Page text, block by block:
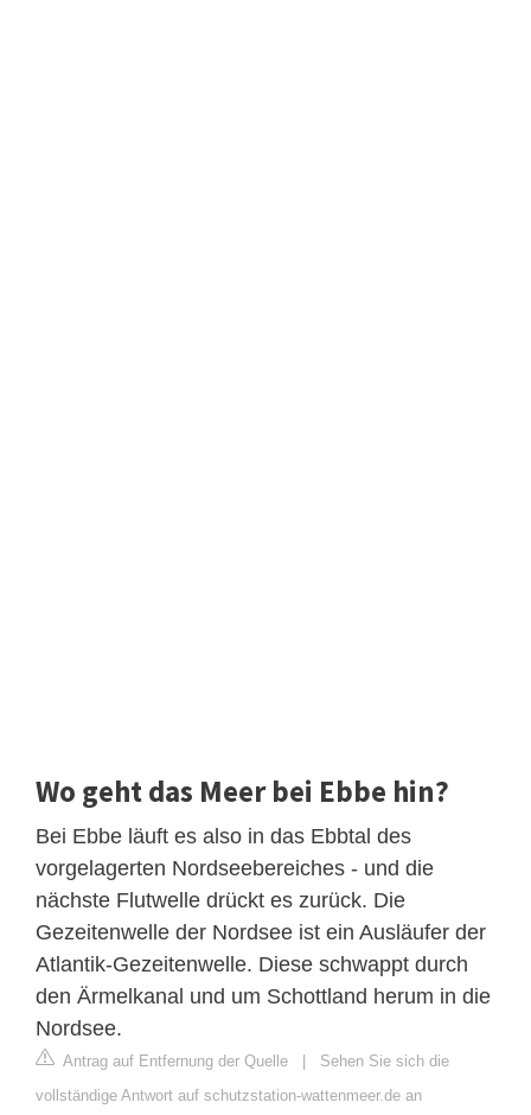
Wo geht das Meer bei Ebbe hin?
Bei Ebbe läuft es also in das Ebbtal des
vorgelagerten Nordseebereiches - und die
nächste Flutwelle drückt es zurück. Die
Gezeitenwelle der Nordsee ist ein Ausläufer der
Atlantik-Gezeitenwelle. Diese schwappt durch
den Ärmelkanal und um Schottland herum in die
Nordsee.
Antrag auf Entfernung der Quelle | Sehen Sie sich die
vollständige Antwort auf schutzstation-wattenmeer.de an